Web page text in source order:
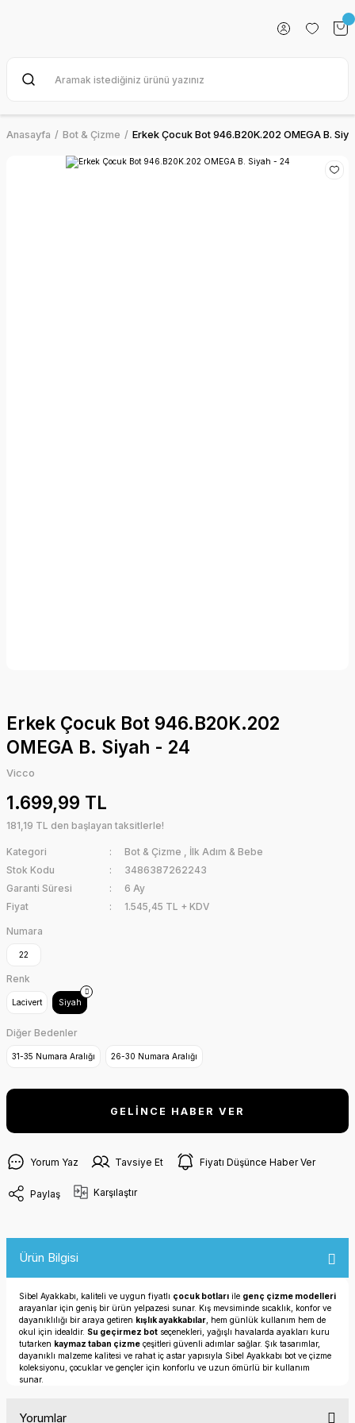
Anasayfa Bot & Çizme Erkek Çocuk Bot 946.B20K.202 OMEGA B.
Erkek Çocuk Bot 946.B20K.202
OMEGA B. Siyah - 24
Vicco
1.699,99 TL
181,19 TL den başlayan taksitlerle!
Kategori Bot & Çizme , İlk Adım & Bebe
Stok Kodu
3486387262243
Garanti Süresi
6 Ay
Fiyat
1.545,45 TL + KDV
Numara
22
Renk
Lacivert Siyah
Diğer Bedenler
31-35 Numara Aralığı 26-30 Numara Aralığı
GELİNCE HABER VER
Yorum Yaz Tavsiye Et Fiyatı Düşünce Haber Ver
Paylaş Karşılaştır
Ürün Bilgisi
Sibel Ayakkabı, kaliteli ve uygun fiyatlı çocuk botları ile genç çizme modelleri
arayanlar için geniş bir ürün yelpazesi sunar. Kış mevsiminde sıcaklık, konfor ve
dayanıklılığı bir araya getiren kışlık ayakkabılar , hem günlük kullanım hem de
okul için idealdir. Su geçirmez bot seçenekleri, yağışlı havalarda ayakları kuru
tutarken kaymaz taban çizme çeşitleri güvenli adımlar sağlar. Şık tasarımlar,
dayanıklı malzeme kalitesi ve rahat iç astar yapısıyla Sibel Ayakkabı bot ve çizme
koleksiyonu, çocuklar ve gençler için konforlu ve uzun ömürlü bir kullanım
sunar.
Yorumlar